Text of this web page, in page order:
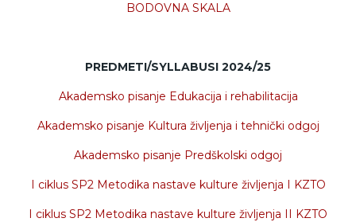
BODOVNA SKALA
PREDMETI/SYLLABUSI 2024/25
Akademsko pisanje Edukacija i rehabilitacija
Akademsko pisanje Kultura življenja i tehnički odgoj
Akademsko pisanje Predškolski odgoj
I ciklus SP2 Metodika nastave kulture življenja I KZTO
I ciklus SP2 Metodika nastave kulture življenja II KZTO